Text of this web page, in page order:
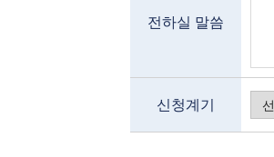
전하실 말씀
신청계기